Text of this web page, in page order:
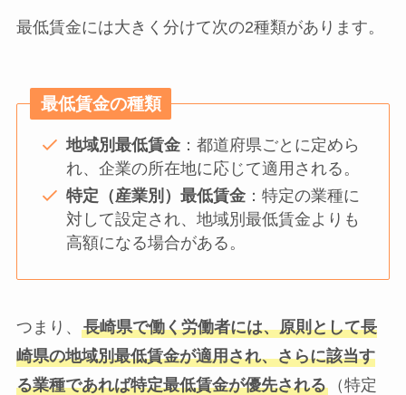
最低賃金には大きく分けて次の2種類があります。
最低賃金の種類
地域別最低賃金：都道府県ごとに定めら
れ、企業の所在地に応じて適用される。
特定（産業別）最低賃金：特定の業種に
対して設定され、地域別最低賃金よりも
高額になる場合がある。
つまり、 長崎県で働く労働者には、原則として長
崎県の地域別最低賃金が適用され、さらに該当す
る業種であれば特定最低賃金が優先される（特定